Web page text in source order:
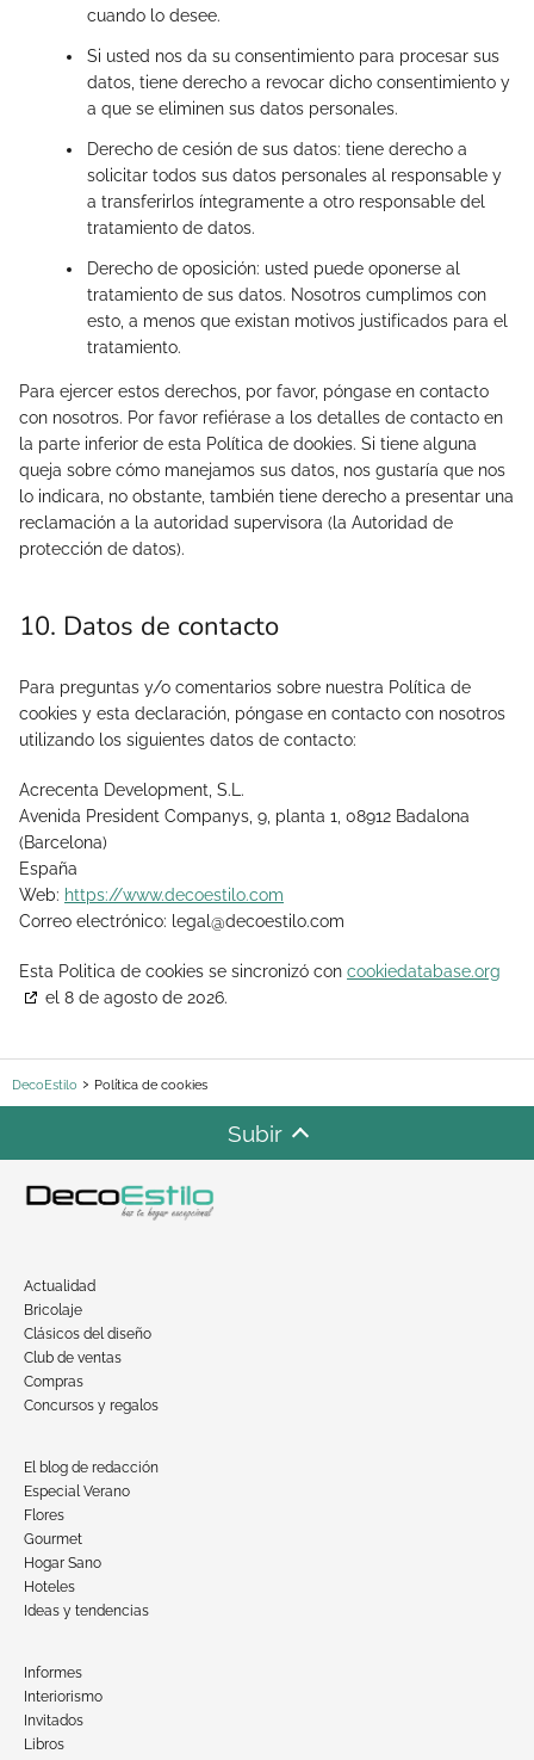
cuando lo desee.
Si usted nos da su consentimiento para procesar sus
datos, tiene derecho a revocar dicho consentimiento y
a que se eliminen sus datos personales.
Derecho de cesión de sus datos: tiene derecho a
solicitar todos sus datos personales al responsable y
a transferirlos íntegramente a otro responsable del
tratamiento de datos.
Derecho de oposición: usted puede oponerse al
tratamiento de sus datos. Nosotros cumplimos con
esto, a menos que existan motivos justificados para el
tratamiento.
Para ejercer estos derechos, por favor, póngase en contacto
con nosotros. Por favor refiérase a los detalles de contacto en
la parte inferior de esta Política de dookies. Si tiene alguna
queja sobre cómo manejamos sus datos, nos gustaría que nos
lo indicara, no obstante, también tiene derecho a presentar una
reclamación a la autoridad supervisora (la Autoridad de
protección de datos).
10. Datos de contacto
Para preguntas y/o comentarios sobre nuestra Política de
cookies y esta declaración, póngase en contacto con nosotros
utilizando los siguientes datos de contacto:
Acrecenta Development, S.L.
Avenida President Companys, 9, planta 1, 08912 Badalona
(Barcelona)
España
Web: https://www.decoestilo.com
Correo electrónico: legal@decoestilo.com
Esta Politica de cookies se sincronizó con cookiedatabase.org
el 8 de agosto de 2026.
DecoEstilo Política de cookies
Subir
Actualidad
Bricolaje
Clásicos del diseño
Club de ventas
Compras
Concursos y regalos
El blog de redacción
Especial Verano
Flores
Gourmet
Hogar Sano
Hoteles
Ideas y tendencias
Informes
Interiorismo
Invitados
Libros